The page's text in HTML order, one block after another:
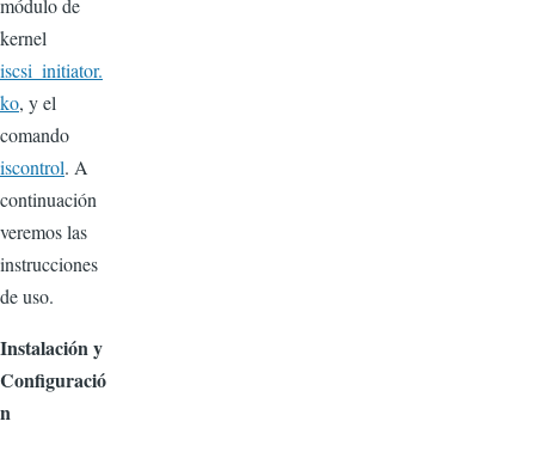
módulo de
kernel
iscsi_initiator.
ko, y el
comando
iscontrol. A
continuación
veremos las
instrucciones
de uso.
Instalación y
Configuració
n